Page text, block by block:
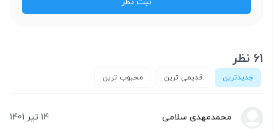
61 نظر
جدیدترین قدیمی ترین محبوب ترین
محمدمهدی سلامی 14 تیر 1401